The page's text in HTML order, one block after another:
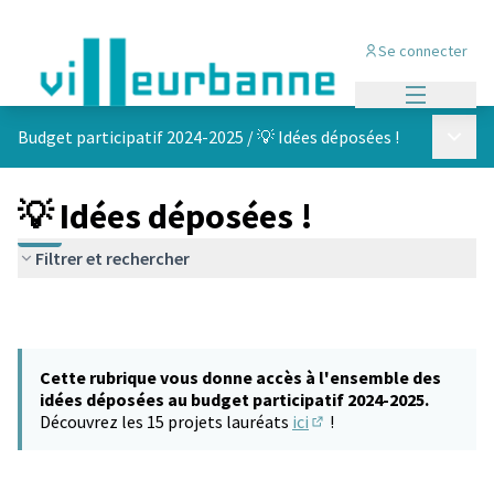
Se connecter
Budget participatif 2024-2025 /💡 Idées déposées !
💡 Idées déposées !
Filtrer et rechercher
Cette rubrique vous donne accès à l'ensemble des
idées déposées au budget participatif 2024-2025.
Découvrez les 15 projets lauréats ici !